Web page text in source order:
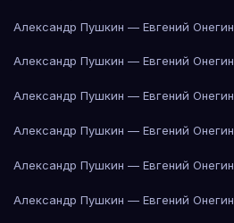
Александр Пушкин — Евгений Онегин
Александр Пушкин — Евгений Онегин
Александр Пушкин — Евгений Онегин
Александр Пушкин — Евгений Онегин
Александр Пушкин — Евгений Онегин
Александр Пушкин — Евгений Онегин